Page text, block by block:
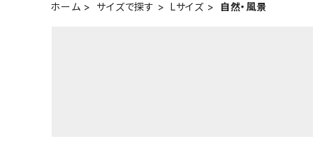
ホーム サイズで探す Lサイズ 自然・風景